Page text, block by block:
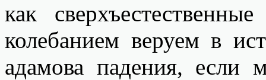
как
колебанием веруем в
адамова падения, если